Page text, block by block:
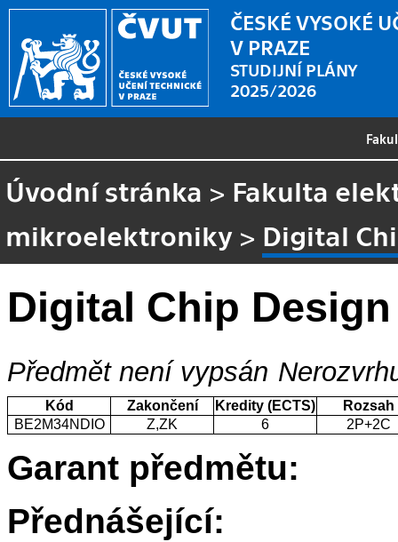
ČESKÉ VYSOKÉ
V PRAZE
STUDIJNÍ PLÁNY
2025/2026
Úvodní stránka > Fakulta
mikroelektroniky > Digital
Digital Chip Design
Předmět není vypsán
Kód Zakončení Kredity (ECTS)
Rozsah
BE2M34NDIO
Z,ZK 6 2P+2C
Garant předmětu:
Přednášející: